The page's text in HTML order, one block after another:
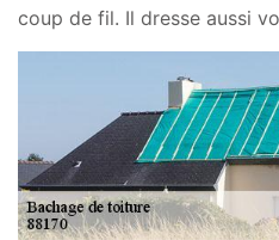
coup de fil. Il dresse aussi